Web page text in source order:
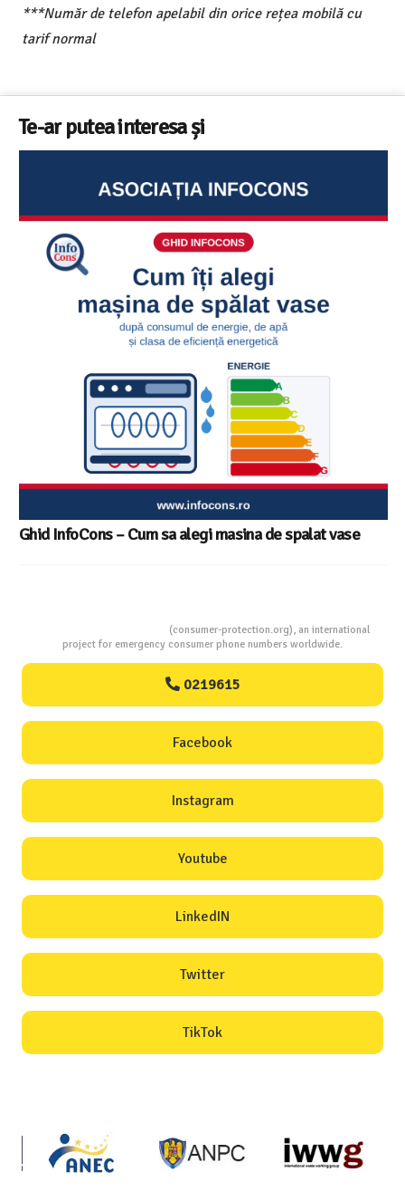
***Număr de telefon apelabil din orice rețea mobilă cu
tarif normal
Te-ar putea interesa și
Sunetul la televizor- 8 sfaturi utile ca să auzi clar fiecare
replică – ghid InfoCons
(consumer-protection.org), an international
project for emergency consumer phone numbers worldwide.
0219615
Facebook
Instagram
Youtube
LinkedIN
Twitter
TikTok